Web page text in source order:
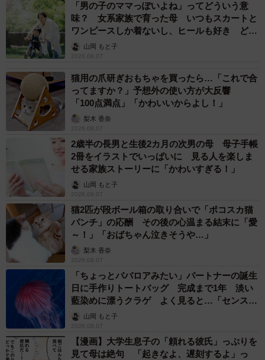
「男の子のママっぽいよね」ってどういう意
味？ 女系家族で育った母 いつもスカートと
ワンピースしか着ないし、ヒールも好き どの
へんが…
山岡 もと子
2026.08.07
猫用の爪研ぎおもちゃを買ったら…「これで合
ってますか？」予想外の使い方が大反響
「100点満点」「かわいいからよし！」
梨木 香奈
2026.08.07
2歳半の長男と生後2カ月の次男の母 母子手帳
2冊をイラストでいっぱいに 見る人を楽しま
せる家族ストーリーに「かわいすぎる！」
山岡 もと子
2026.08.07
猫2匹が段ボール箱の取り合いで「ポコスカ猫
パンチ」の応酬 その後の心温まる結末に「愛
～！」「おばちゃん泣きそうや…」
梨木 香奈
2026.08.07
「ちょっとババロアみたい」パートナーの誕生
日に手作りトートバッグ 完成まで1年 淡い
藍染めに漂うクラゲ よく見ると…「センスす
ごい」山岡 もと子
2026.08.07
【漫画】大学生息子の「頼れる彼氏」っぷりを
見て母は絶句 「起きなよ、遅刻するよ」っ